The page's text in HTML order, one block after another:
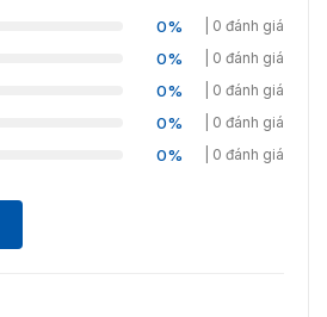
có đèn LED
0% | 0 đánh giá
0% | 0 đánh giá
0% | 0 đánh giá
0% | 0 đánh giá
0% | 0 đánh giá